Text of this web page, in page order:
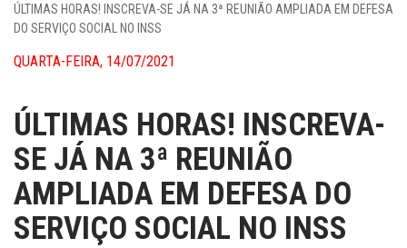
ÚLTIMAS HORAS! INSCREVA-SE JÁ NA 3ª REUNIÃO AMPLIADA EM DEFESA
DO SERVIÇO SOCIAL NO INSS
QUARTA-FEIRA, 14/07/2021
ÚLTIMAS HORAS! INSCREVA-
SE JÁ NA 3ª REUNIÃO
AMPLIADA EM DEFESA DO
SERVIÇO SOCIAL NO INSS